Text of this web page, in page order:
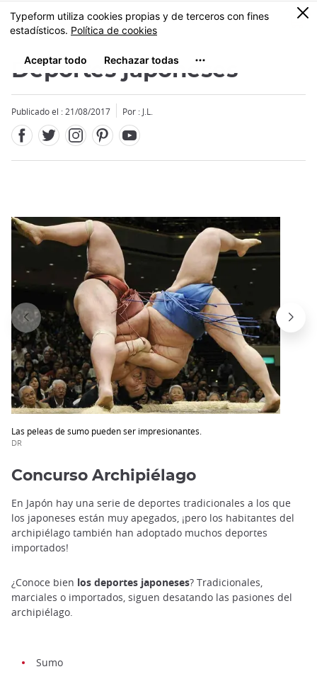
Tamaño
MENU
0
Deportes japoneses
Publicado el : 21/08/2017 Por : J.L.
Las peleas de sumo pueden ser impresionantes.
DR
Close
Concurso Archipiélago
En Japón hay una serie de deportes tradicionales a los que
los japoneses están muy apegados, ¡pero los habitantes del
archipiélago también han adoptado muchos deportes
importados!
¿Conoce bien los deportes japoneses? Tradicionales,
marciales o importados, siguen desatando las pasiones del
archipiélago.
Sumo